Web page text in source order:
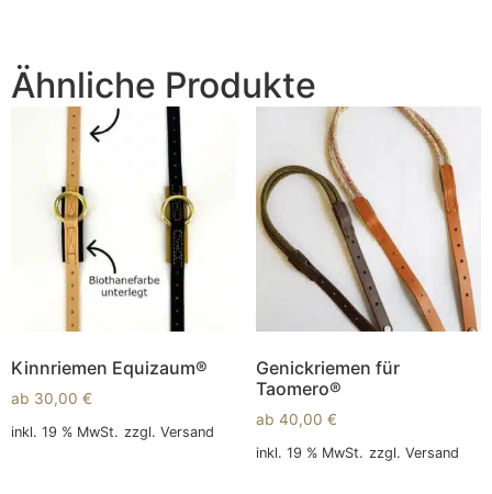
Ähnliche Produkte
Kinnriemen Equizaum®
ab 30,00 €
inkl. 19 % MwSt. zzgl. Versand
Genickriemen für
Taomero®
ab 40,00 €
inkl. 19 % MwSt. zzgl. Versand